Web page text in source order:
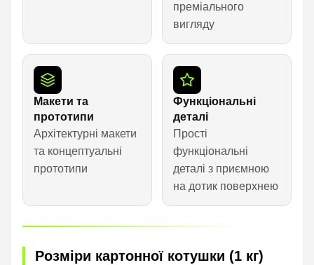
преміального
вигляду
Макети та
прототипи
Архітектурні макети
та концептуальні
прототипи
Функціональні
деталі
Прості
функціональні
деталі з приємною
на дотик поверхнею
Розміри картонної котушки (1 кг)